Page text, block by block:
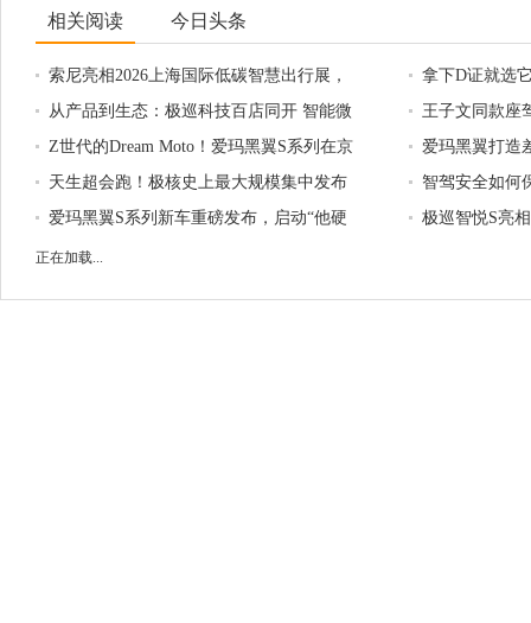
相关阅读 今日头条
索尼亮相2026上海国际低碳智慧出行展，
以创新科技打造车载醇音典范
拿下D证就选
也能放心骑的
从产品到生态：极巡科技百店同开 智能微
出行迈入"汽车级"时代
王子文同款座
场关于都市微
Z世代的Dream Moto！爱玛黑翼S系列在京
东、天猫官方旗舰店热卖中
爱玛黑翼打造
品牌进化
天生超会跑！极核史上最大规模集中发布
会，两轮出行格局要变天？
智驾安全如何
化新能源车低
爱玛黑翼S系列新车重磅发布，启动“他硬
核”新增长极
极巡智悦S亮
正在加载...